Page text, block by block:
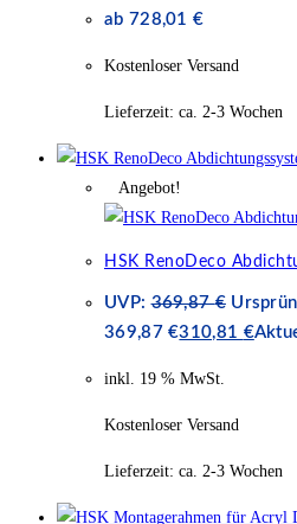
ab 728,01€
Kostenloser Versand
Lieferzeit: ca. 2-3 Wochen
Angebot!
HSK RenoDeco
UVP: 369,87€
369,87 €310,81 €
inkl. 19 % MwSt.
Kostenloser Versand
Lieferzeit: ca. 2-3 Wochen